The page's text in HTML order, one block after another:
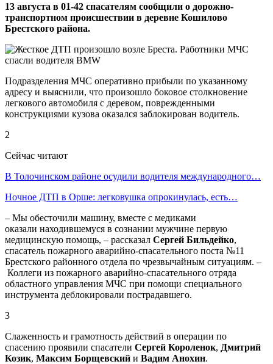
13 августа в 01-42 спасателям сообщили о дорожно-
транспортном происшествии в деревне Кошилово
Брестского района.
Подразделения МЧС оперативно прибыли по указанному
адресу и выяснили, что произошло боковое столкновение
легкового автомобиля с деревом, поврежденными
конструкциями кузова оказался заблокирован водитель.
2
Сейчас читают
В Толочинском районе осудили водителя международного…
Ночное ДТП в Орше: легковушка опрокинулась, есть…
– Мы обесточили машину, вместе с медиками
оказали находившемуся в сознании мужчине первую
медицинскую помощь, – рассказал Сергей Бильдейко,
спасатель пожарного аварийно-спасательного поста №11
Брестского районного отдела по чрезвычайным ситуациям. –
Коллеги из пожарного аварийно-спасательного отряда
областного управления МЧС при помощи специального
инструмента деблокировали пострадавшего.
3
Слаженность и грамотность действий в операции по
спасению проявили спасатели Сергей Короленок, Дмитрий
Козик, Максим Борщевский и Вадим Анохин.